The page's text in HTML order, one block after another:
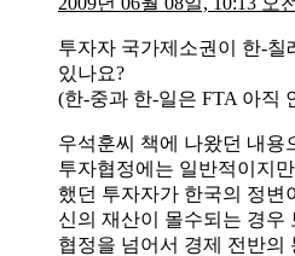
투자자 국가제소권이 한-칠
있나요?
(한-중과 한-일은 FTA 아직
우석훈씨 책에 나왔던 내용
투자협정에는 일반적이지
했던 투자자가 한국의 정변
신의 재산이 몰수되는 경
협정을 넘어서 경제 전반의